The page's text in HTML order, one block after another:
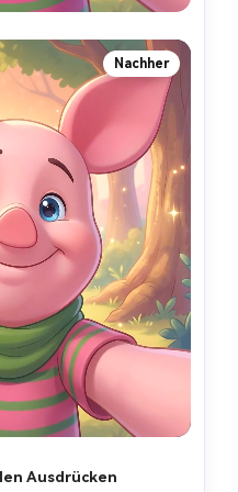
Nachher
Ausdrücken